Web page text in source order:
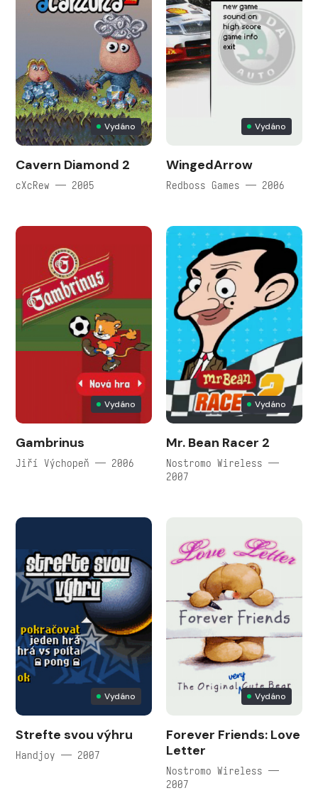
Vydáno
Cavern Diamond 2
cXcRew — 2005
Vydáno
WingedArrow
Redboss Games — 2006
Vydáno
Gambrinus
Jiří Výchopeň — 2006
Vydáno
Mr. Bean Racer 2
Nostromo Wireless —
2007
Vydáno
Strefte svou výhru
Handjoy — 2007
Vydáno
Forever Friends: Love
Letter
Nostromo Wireless —
2007